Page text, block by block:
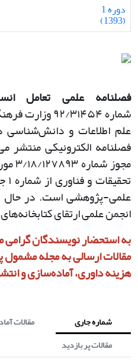
دوره 1
(1393)
فصلنامه علمی تعامل
شماره۹۲/۳۱۴۵۴وزارت
علم اطلاعات و
فصلنامه الکترونیکی
مجوز شماره۳/۱۸/۱۲۷۸۹۳
تحقیقات و فناوری از شماره۱
علمی-پژوهشی است. در حال
انجمن علمی ارتقای
هزینه داوری، آماده‌سازی و
شماره جاری
مقالات
مقالات پر بازدید